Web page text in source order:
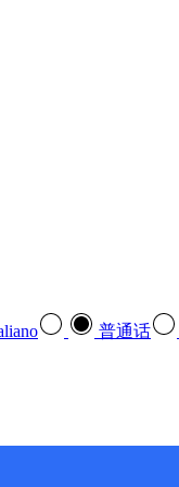
普通话